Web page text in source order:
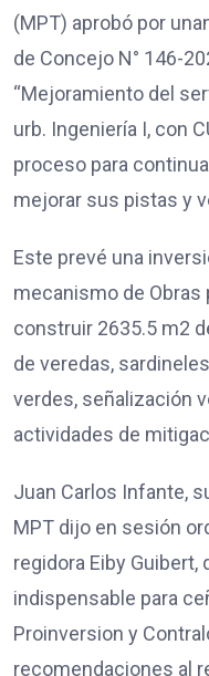
(MPT) aprobó por
de Concejo N° 146-
“Mejoramiento del
urb. Ingeniería I, con
proceso para
mejorar sus pistas y
Este prevé una
mecanismo de Obras
construir 2635.5 m2
de veredas,
verdes, señalización
actividades de
Juan Carlos Infante,
MPT dijo en sesión
regidora Eiby
indispensable para
Proinversion y
recomendaciones al